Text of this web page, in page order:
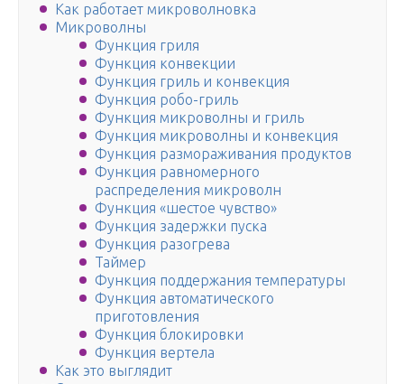
Как работает микроволновка
Микроволны
Функция гриля
Функция конвекции
Функция гриль и конвекция
Функция робо-гриль
Функция микроволны и гриль
Функция микроволны и конвекция
Функция размораживания продуктов
Функция равномерного
распределения микроволн
Функция «шестое чувство»
Функция задержки пуска
Функция разогрева
Таймер
Функция поддержания температуры
Функция автоматического
приготовления
Функция блокировки
Функция вертела
Как это выглядит